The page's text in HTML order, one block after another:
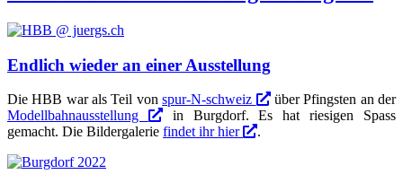
Endlich wieder an einer Ausstellung
Die HBB war als Teil vonspur-N-schweiz
über Pfings­ten an der
Modell­bahn­aus­stel­lung
in Burg­dorf. Es hat rie­si­gen Spass
gemacht. Die Bil­der­ga­le­rie fin­det ihr hier .